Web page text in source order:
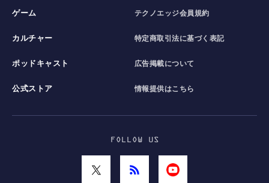
ゲーム
カルチャー
ポッドキャスト
公式ストア
テクノエッジ会員規約
特定商取引法に基づく表記
広告掲載について
情報提供はこちら
FOLLOW US